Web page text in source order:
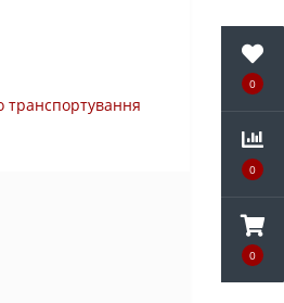
0
0
0
транспортування